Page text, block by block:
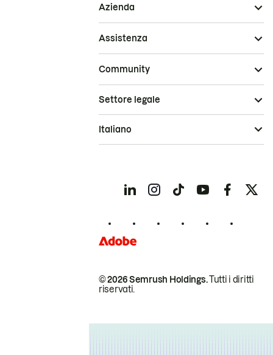
Azienda
Assistenza
Community
© 2026 Semrush Holdings.Tutti i diritti
riservati.
Settore legale
Italiano